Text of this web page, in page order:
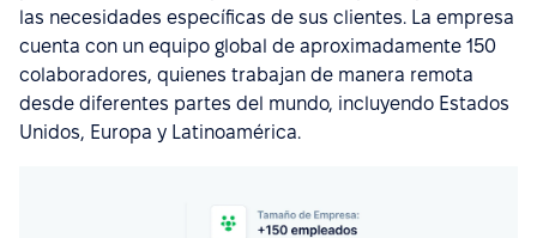
las necesidades específicas de sus clientes. La empresa
cuenta con un equipo global de aproximadamente 150
colaboradores, quienes trabajan de manera remota
desde diferentes partes del mundo, incluyendo Estados
Unidos, Europa y Latinoamérica.